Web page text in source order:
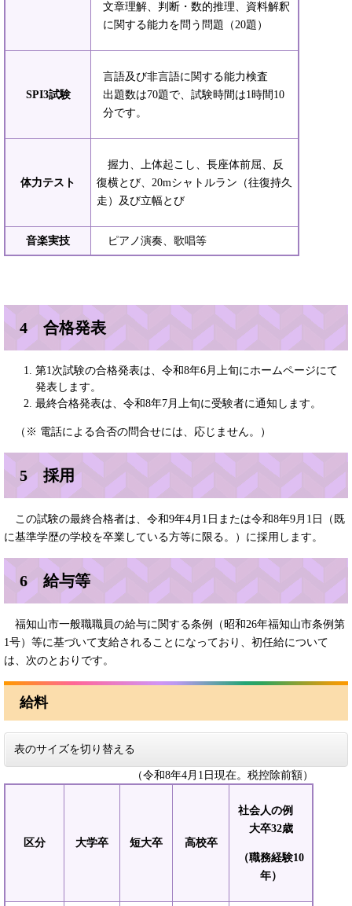
文章理解、判断・数的推理、資料解釈
に関する能力を問う問題（20題）
SPI3試験
言語及び非言語に関する能力検査
出題数は70題で、試験時間は1時間10
分です。
体力テスト
握力、上体起こし、長座体前屈、反
復横とび、20mシャトルラン（往復持久
走）及び立幅とび
音楽実技 ピアノ演奏、歌唱等
4 合格発表
第1次試験の合格発表は、令和8年6月上旬にホームページにて
発表します。
最終合格発表は、令和8年7月上旬に受験者に通知します。
（※ 電話による合否の問合せには、応じません。）
5 採用
この試験の最終合格者は、令和9年4月1日または令和8年9月1日（既
に基準学歴の学校を卒業している方等に限る。）に採用します。
6 給与等
福知山市一般職職員の給与に関する条例（昭和26年福知山市条例第
1号）等に基づいて支給されることになっており、初任給について
は、次のとおりです。
給料
表のサイズを切り替える
（令和8年4月1日現在。税控除前額）
区分 大学卒 短大卒 高校卒
社会人の例
大卒32歳
（職務経験10
年）